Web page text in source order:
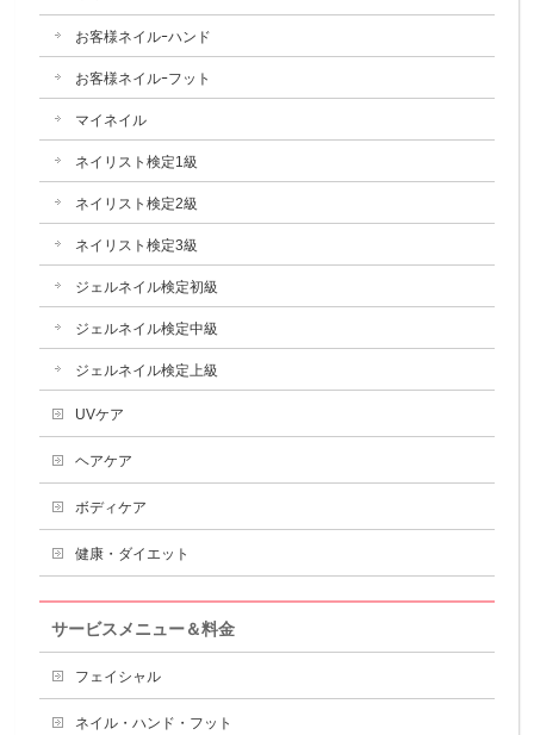
お客様ネイルｰハンド
お客様ネイルｰフット
マイネイル
ネイリスト検定1級
ネイリスト検定2級
ネイリスト検定3級
ジェルネイル検定初級
ジェルネイル検定中級
ジェルネイル検定上級
UVケア
ヘアケア
ボディケア
健康・ダイエット
サービスメニュー＆料金
フェイシャル
ネイル・ハンド・フット